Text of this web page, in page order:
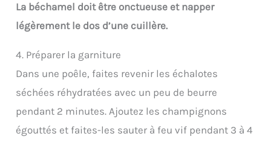
La béchamel doit être onctueuse et napper
légèrement le dos d’une cuillère.
4. Préparer la garniture
Dans une poêle, faites revenir les échalotes
séchées réhydratées avec un peu de beurre
pendant 2 minutes. Ajoutez les champignons
égouttés et faites-les sauter à feu vif pendant 3 à 4